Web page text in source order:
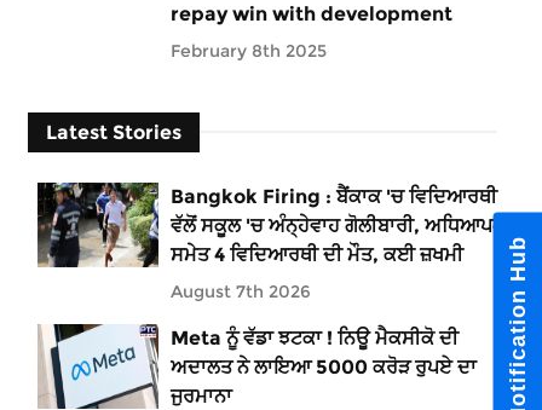
repay win with development
February 8th 2025
Latest Stories
Bangkok Firing : ਬੈਂਕਾਕ 'ਚ ਵਿਦਿਆਰਥੀ
ਵੱਲੋਂ ਸਕੂਲ 'ਚ ਅੰਨ੍ਹੇਵਾਹ ਗੋਲੀਬਾਰੀ, ਅਧਿਆਪਕ
ਸਮੇਤ 4 ਵਿਦਿਆਰਥੀ ਦੀ ਮੌਤ, ਕਈ ਜ਼ਖਮੀ
August 7th 2026
Meta ਨੂੰ ਵੱਡਾ ਝਟਕਾ ! ਨਿਊ ਮੈਕਸੀਕੋ ਦੀ
ਅਦਾਲਤ ਨੇ ਲਾਇਆ 5000 ਕਰੋੜ ਰੁਪਏ ਦਾ
ਜੁਰਮਾਨਾ
Notification Hub